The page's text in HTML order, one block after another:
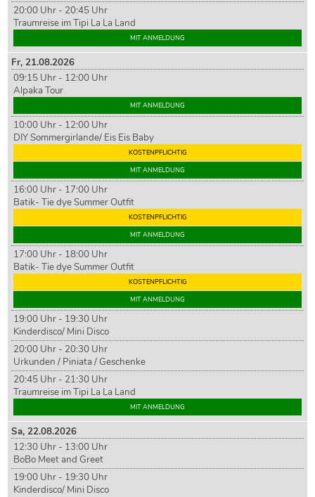
20:00 Uhr - 20:45 Uhr
Traumreise im Tipi La La Land
MIT ANMELDUNG
Fr,21.08.2026
09:15 Uhr - 12:00 Uhr
Alpaka Tour
MIT ANMELDUNG
10:00 Uhr - 12:00 Uhr
DIY Sommergirlande/ Eis Eis Baby
KOSTENPFLICHTIG
MIT ANMELDUNG
16:00 Uhr - 17:00 Uhr
Batik- Tie dye Summer Outfit
KOSTENPFLICHTIG
MIT ANMELDUNG
17:00 Uhr - 18:00 Uhr
Batik- Tie dye Summer Outfit
KOSTENPFLICHTIG
MIT ANMELDUNG
19:00 Uhr - 19:30 Uhr
Kinderdisco/ Mini Disco
20:00 Uhr - 20:30 Uhr
Urkunden / Piniata / Geschenke
20:45 Uhr - 21:30 Uhr
Traumreise im Tipi La La Land
MIT ANMELDUNG
Sa,22.08.2026
12:30 Uhr - 13:00 Uhr
BoBo Meet and Greet
19:00 Uhr - 19:30 Uhr
Kinderdisco/ Mini Disco